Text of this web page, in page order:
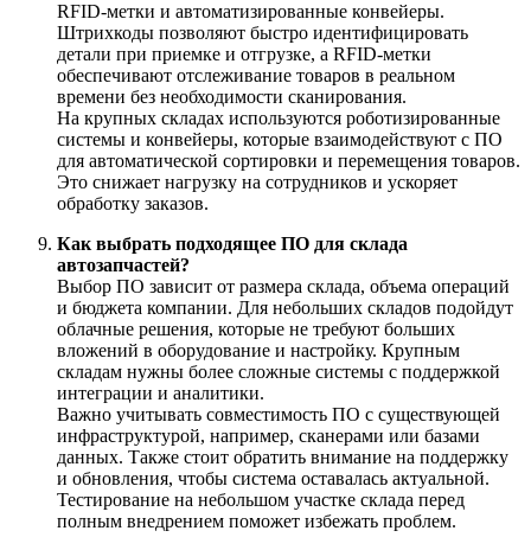
RFID-метки и автоматизированные конвейеры.
Штрихкоды позволяют быстро идентифицировать
детали при приемке и отгрузке, а RFID-метки
обеспечивают отслеживание товаров в реальном
времени без необходимости сканирования.
На крупных складах используются роботизированные
системы и конвейеры, которые взаимодействуют с ПО
для автоматической сортировки и перемещения товаров.
Это снижает нагрузку на сотрудников и ускоряет
обработку заказов.
Как выбрать подходящее ПО для склада
автозапчастей?
Выбор ПО зависит от размера склада, объема операций
и бюджета компании. Для небольших складов подойдут
облачные решения, которые не требуют больших
вложений в оборудование и настройку. Крупным
складам нужны более сложные системы с поддержкой
интеграции и аналитики.
Важно учитывать совместимость ПО с существующей
инфраструктурой, например, сканерами или базами
данных. Также стоит обратить внимание на поддержку
и обновления, чтобы система оставалась актуальной.
Тестирование на небольшом участке склада перед
полным внедрением поможет избежать проблем.